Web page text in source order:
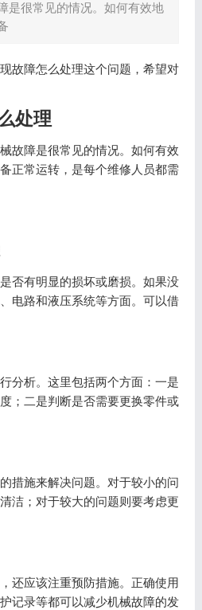
是很常见的情况。如何有效地
故障怎么处理这个问题，希望对
处理
故障是很常见的情况。如何有效
正常运转，是每个维修人员都需
否有明显的损坏或磨损。如果没
电路和液压系统等方面。可以借
分析。这里包括两个方面：一是
；二是判断是否需要更换零件或
措施来解决问题。对于较小的问
洁；对于较大的问题则要考虑更
还应该注重预防措施。正确使用
记录等都可以减少机械故障的发